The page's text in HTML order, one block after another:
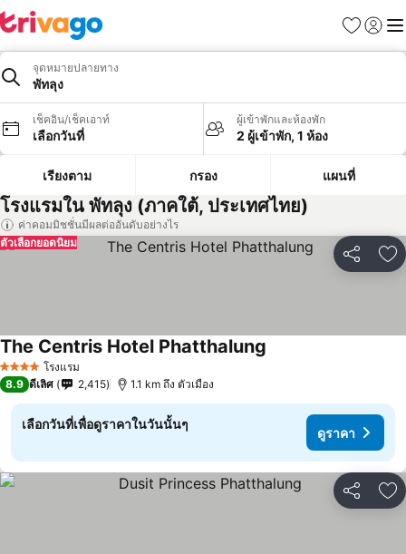
รายการโป
เข้าสู่ร
เมนู
จุดหมายปลายทาง
พัทลุง
เช็คอิน/เช็คเอาท์
เลือกวันที่
ผู้เข้าพักและห้องพัก
2 ผู้เข้าพัก, 1 ห้อง
เรียงตาม กรอง แผนที่
โรงแรมใน พัทลุง (ภาคใต้, ประเทศไทย)
ค่าคอมมิชชั่นมีผลต่ออันดับอย่างไร
แชร์ เ
ตัวเลือกยอดนิยม
4 ดาว โรงแรม
The Centris Hotel Phatthalung
8.9 ดีเลิศ 2,415 1.1 km ถึง ตัวเมือง
เลือกวันที่เพื่อดูราคาในวันนั้นๆ
ดูราคา
แชร์ เ